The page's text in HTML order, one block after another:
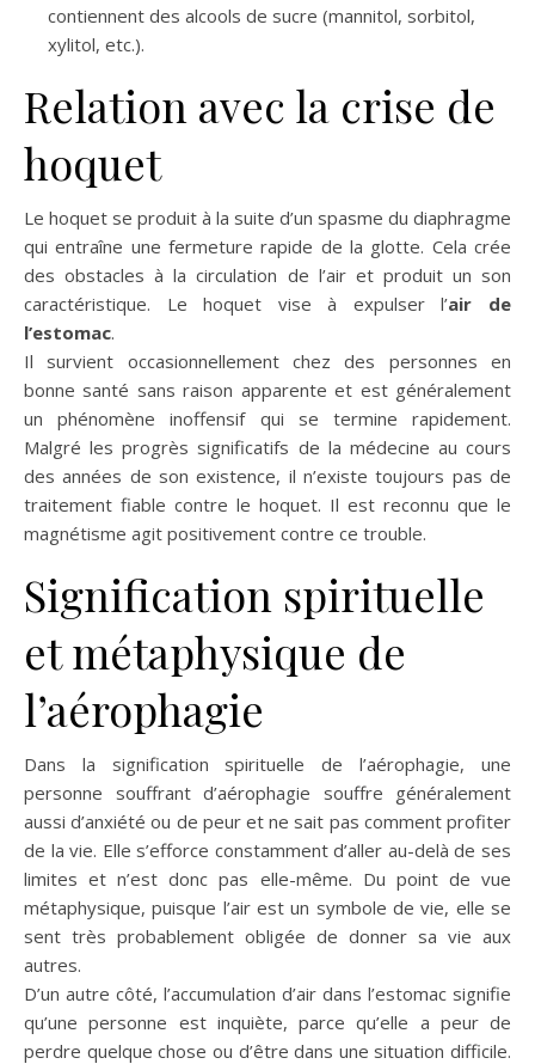
contiennent des alcools de sucre (mannitol, sorbitol,
xylitol, etc.).
Relation avec la crise de
hoquet
Le hoquet se produit à la suite d’un spasme du diaphragme
qui entraîne une fermeture rapide de la glotte. Cela crée
des obstacles à la circulation de l’air et produit un son
caractéristique. Le hoquet vise à expulser l’air de
l’estomac.
Il survient occasionnellement chez des personnes en
bonne santé sans raison apparente et est généralement
un phénomène inoffensif qui se termine rapidement.
Malgré les progrès significatifs de la médecine au cours
des années de son existence, il n’existe toujours pas de
traitement fiable contre le hoquet. Il est reconnu que le
magnétisme agit positivement contre ce trouble.
Signification spirituelle
et métaphysique de
l’aérophagie
Dans la signification spirituelle de l’aérophagie, une
personne souffrant d’aérophagie souffre généralement
aussi d’anxiété ou de peur et ne sait pas comment profiter
de la vie. Elle s’efforce constamment d’aller au-delà de ses
limites et n’est donc pas elle-même. Du point de vue
métaphysique, puisque l’air est un symbole de vie, elle se
sent très probablement obligée de donner sa vie aux
autres.
D’un autre côté, l’accumulation d’air dans l’estomac signifie
qu’une personne est inquiète, parce qu’elle a peur de
perdre quelque chose ou d’être dans une situation difficile.